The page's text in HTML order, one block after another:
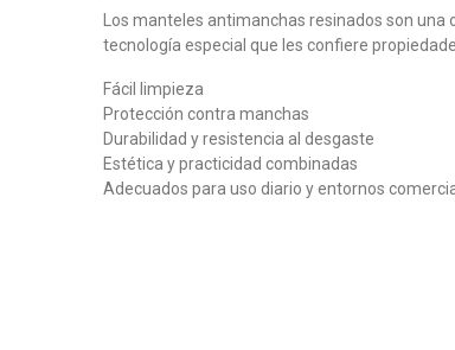
Los manteles antimanchas resinados son
tecnología especial que les confiere
Fácil limpieza
Protección contra manchas
Durabilidad y resistencia al desgaste
Estética y practicidad combinadas
Adecuados para uso diario y entornos